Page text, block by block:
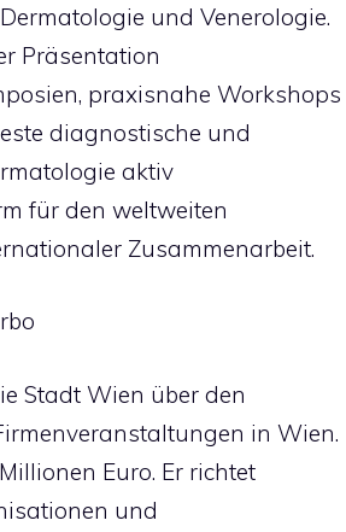
und Venerologie.
Präsentation
praxisnahe Workshops
diagnostische und
aktiv
für den weltweiten
Zusammenarbeit.
Stadt Wien über den
in Wien.
Euro. Er richtet
und